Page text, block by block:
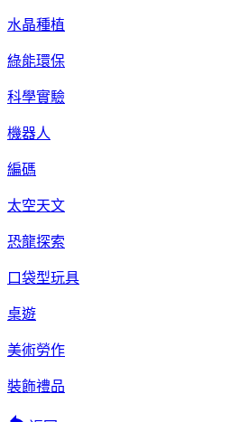
水晶種植
綠能環保
科學實驗
機器人
編碼
太空天文
恐龍探索
口袋型玩具
桌遊
美術勞作
裝飾禮品